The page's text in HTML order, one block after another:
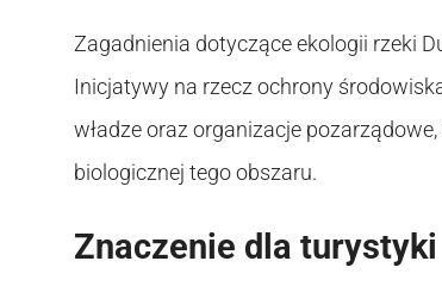
Zagadnienia dotyczące ekologii rzeki
Inicjatywy na rzecz ochrony
władze oraz organizacje
biologicznej tego obszaru.
Znaczenie dla turystyki